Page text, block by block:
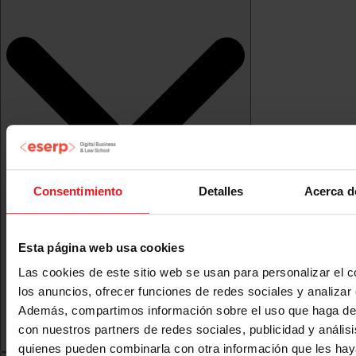
Consentimiento Detalles Acerca
Esta página web usa cookies
Las cookies de este sitio web se usan para personalizar el
los anuncios, ofrecer funciones de redes sociales y analizar
Además, compartimos información sobre el uso que haga
con nuestros partners de redes sociales, publicidad y
quienes pueden combinarla con otra información que les